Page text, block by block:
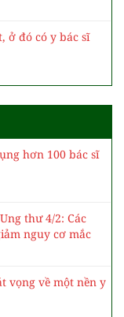
ở đó có y bác sĩ
hơn 100 bác sĩ
thư 4/2: Các
nguy cơ mắc
vọng về một nền y